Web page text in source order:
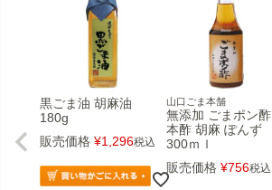
黒ごま油 胡麻油
180g
販売価格 ¥1,296税込
山口ごま本舗
無添加 ごまポン酢
本酢 胡麻 ぽんず
300ｍｌ
販売価格 ¥756税込